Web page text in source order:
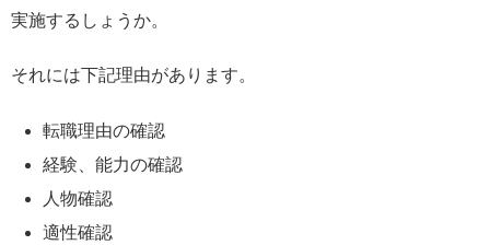
実施するしょうか。
それには下記理由があります。
転職理由の確認
経験、能力の確認
人物確認
適性確認